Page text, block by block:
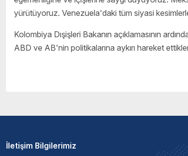
yürütüyoruz. Venezuela'daki tüm siyasi
Kolombiya Dışişleri Bakanın açıklamasının
ABD ve AB'nin politikalarına aykırı hareket
İletişim Bilgilerimiz